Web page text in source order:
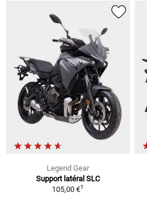
Legend Gear
Support latéral SLC
105,00 €1